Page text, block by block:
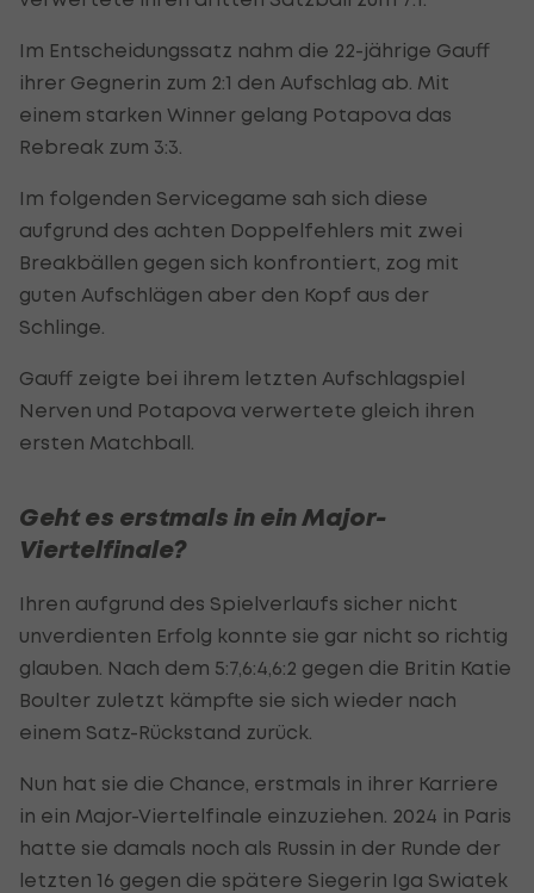
Im Entscheidungssatz nahm die 22-jährige Gauff
ihrer Gegnerin zum 2:1 den Aufschlag ab. Mit
einem starken Winner gelang Potapova das
Rebreak zum 3:3.
Im folgenden Servicegame sah sich diese
aufgrund des achten Doppelfehlers mit zwei
Breakbällen gegen sich konfrontiert, zog mit
guten Aufschlägen aber den Kopf aus der
Schlinge.
Gauff zeigte bei ihrem letzten Aufschlagspiel
Nerven und Potapova verwertete gleich ihren
ersten Matchball.
Geht es erstmals in ein Major-
Viertelfinale?
Ihren aufgrund des Spielverlaufs sicher nicht
unverdienten Erfolg konnte sie gar nicht so richtig
glauben. Nach dem 5:7,6:4,6:2 gegen die Britin Katie
Boulter zuletzt kämpfte sie sich wieder nach
einem Satz-Rückstand zurück.
Nun hat sie die Chance, erstmals in ihrer Karriere
in ein Major-Viertelfinale einzuziehen. 2024 in Paris
hatte sie damals noch als Russin in der Runde der
letzten 16 gegen die spätere Siegerin Iga Swiatek